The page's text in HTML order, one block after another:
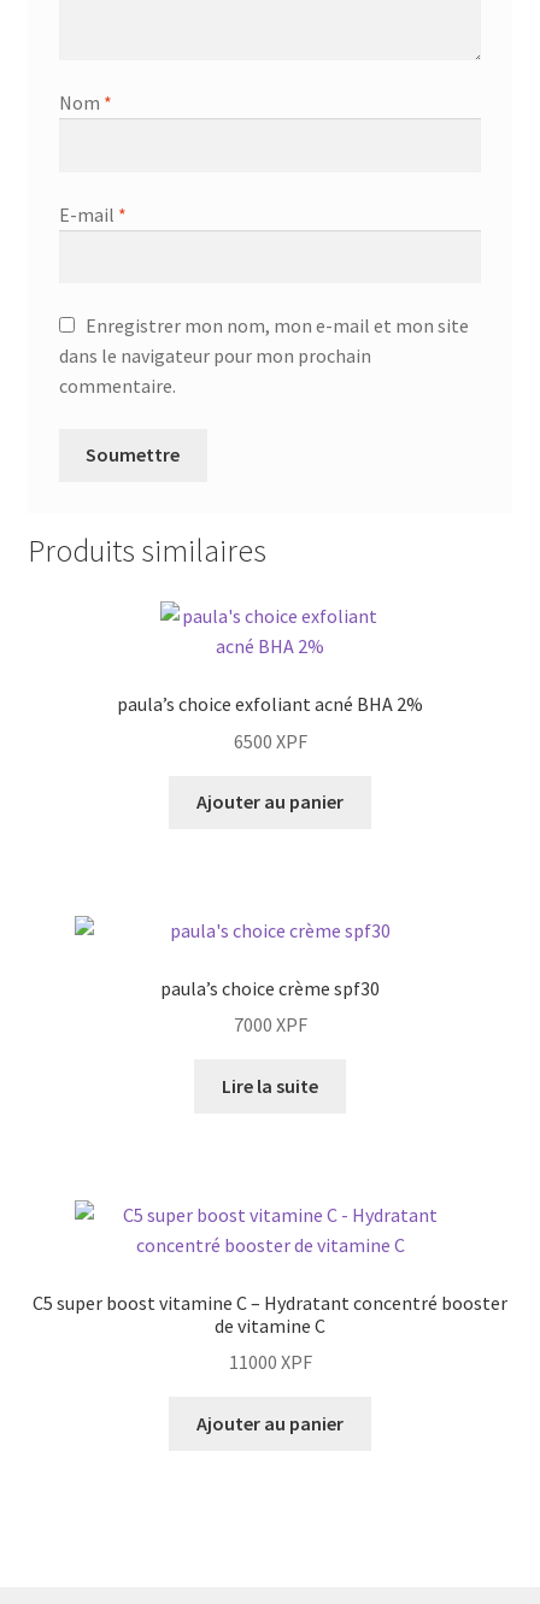
Nom *
E-mail *
Enregistrer mon nom, mon e-mail et mon site
dans le navigateur pour mon prochain
commentaire.
Produits similaires
paula’s choice exfoliant acné BHA 2%
6500 XPF
Ajouter au panier
paula’s choice crème spf30
7000 XPF
Lire la suite
C5 super boost vitamine C – Hydratant concentré booster
de vitamine C
11000 XPF
Ajouter au panier